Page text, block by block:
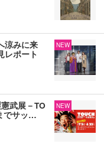
涼みに来
レポート
NEW
武展－TO
でサッ…
NEW